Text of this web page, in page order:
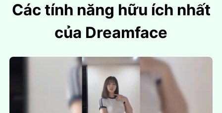
Các tính năng hữu ích nhất
của Dreamface